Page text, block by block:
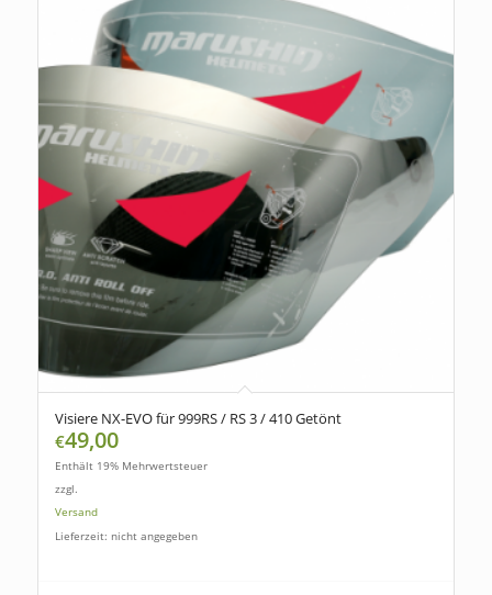
Visiere NX-EVO für 999RS / RS 3 / 410 Getönt
€49,00
Enthält 19% Mehrwertsteuer
zzgl.
Versand
Lieferzeit: nicht angegeben